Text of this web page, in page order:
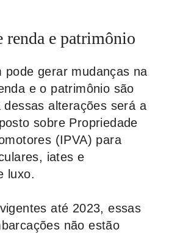
renda e patrimônio
pode gerar mudanças na
e o patrimônio são
alterações será a
sobre Propriedade
(IPVA) para
iates e
luxo.
até 2023, essas
não estão